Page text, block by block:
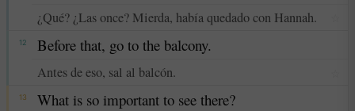
¿Qué? ¿Las once? Mierda, había quedado con Hannah.
12 Before that, go to the balcony.
Antes de eso, sal al balcón.
13 What is so important to see there?